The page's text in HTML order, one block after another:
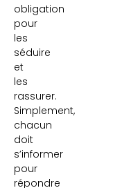
obligation
pour
les
séduire
et
les
rassurer.
Simplement,
chacun
doit
s’informer
pour
répondre